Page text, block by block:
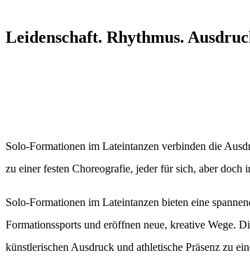
Leidenschaft. Rhythmus.
Solo-Formationen im Lateintanzen verbinden die
zu einer festen Choreografie, jeder für sich, aber doch
Solo-Formationen im Lateintanzen bieten eine
Formationssports und eröffnen neue, kreative Wege.
künstlerischen Ausdruck und athletische Präsenz zu